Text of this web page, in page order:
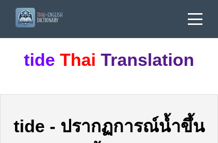
tide Thai Translation
tide - ปรากฏการณ์น้ำขึ้น